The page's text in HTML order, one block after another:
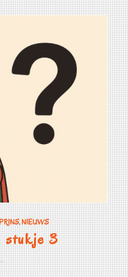
,NIEUWS
stukje 3